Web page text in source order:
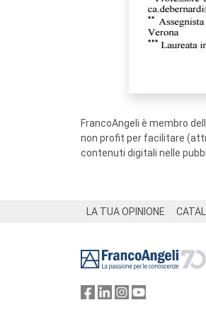
FrancoAngeli è membro
non profit per facilitare
contenuti digitali nelle
LA TUA OPINIONE